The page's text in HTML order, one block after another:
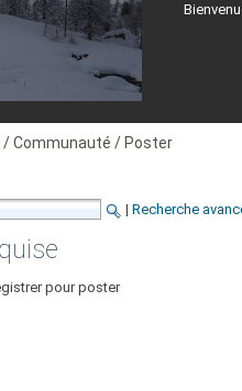
/ Communauté / Poster
| Recherche
pour poster